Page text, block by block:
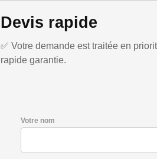
Devis rapide
✅ Votre demande est traitée en
rapide garantie.
Votre nom